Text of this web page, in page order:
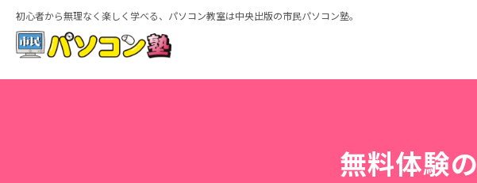
初心者から無理なく楽しく学べる、パソコン教室は中央出版の市民パソコン塾。
無料体験の